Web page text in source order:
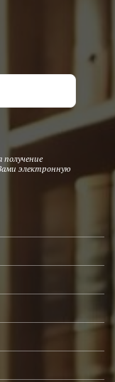
получение
электронную